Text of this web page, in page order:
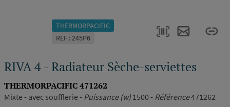
THERMORPACIFIC
REF : 245P6
RIVA 4 - Radiateur Sèche-serviettes
THERMORPACIFIC 471262
Mixte - avec soufflerie - Puissance (w) 1500 - Référence471262